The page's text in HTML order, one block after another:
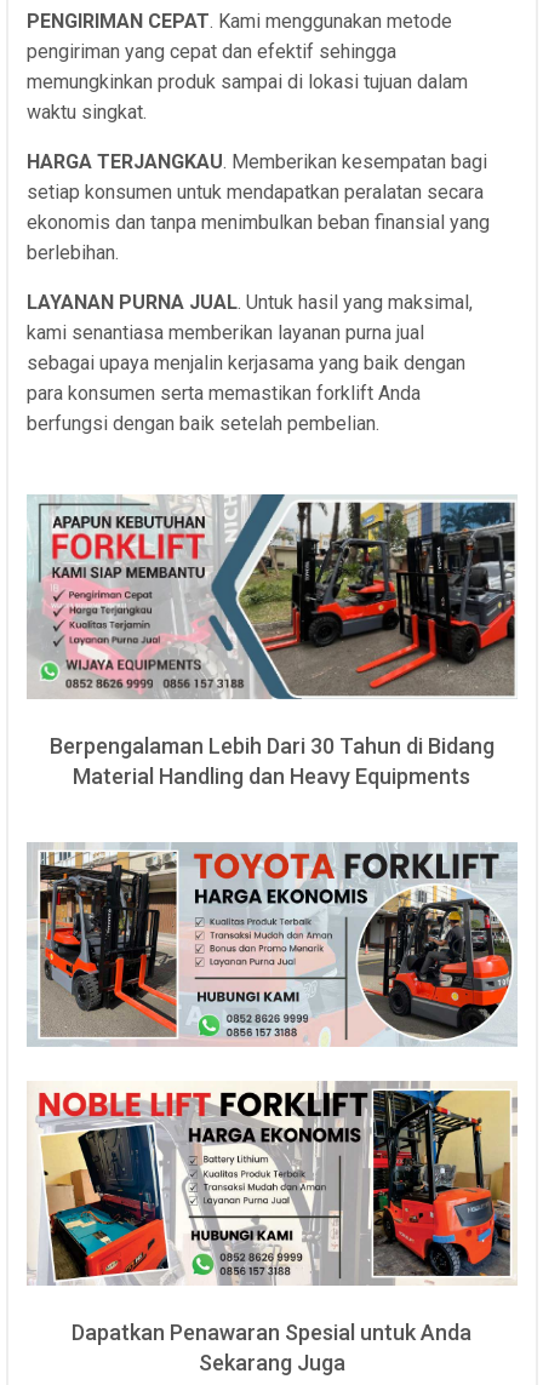
PENGIRIMAN CEPAT. Kami menggunakan metode
pengiriman yang cepat dan efektif sehingga
memungkinkan produk sampai di lokasi tujuan dalam
waktu singkat.
HARGA TERJANGKAU. Memberikan kesempatan bagi
setiap konsumen untuk mendapatkan peralatan secara
ekonomis dan tanpa menimbulkan beban finansial yang
berlebihan.
LAYANAN PURNA JUAL. Untuk hasil yang maksimal,
kami senantiasa memberikan layanan purna jual
sebagai upaya menjalin kerjasama yang baik dengan
para konsumen serta memastikan forklift Anda
berfungsi dengan baik setelah pembelian.
Berpengalaman Lebih Dari 30 Tahun di Bidang
Material Handling dan Heavy Equipments
Dapatkan Penawaran Spesial untuk Anda
Sekarang Juga